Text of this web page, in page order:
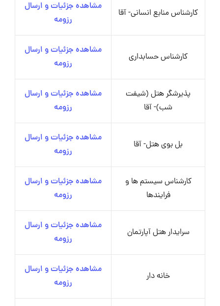
کارشناس منابع انسانی- آقا
مشاهده جزئیات و ارسال
رزومه
کارشناس حسابداری
مشاهده جزئیات و ارسال
رزومه
پذیرشگر هتل (شیفت
شب)- آقا
مشاهده جزئیات و ارسال
رزومه
بل بوی هتل- آقا
مشاهده جزئیات و ارسال
رزومه
کارشناس سیستم ها و
فرایندها
مشاهده جزئیات و ارسال
رزومه
سرایدار هتل آپارتمان
مشاهده جزئیات و ارسال
رزومه
خانه دار
مشاهده جزئیات و ارسال
رزومه